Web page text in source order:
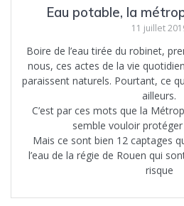
Eau potable, la
11 juillet
Boire de l’eau tirée du robinet,
nous, ces actes de la vie
paraissent naturels. Pourtant, ce
ailleurs.
C’est par ces mots que la
semble vouloir protéger
Mais ce sont bien 12 captages
l’eau de la régie de Rouen qui
risque